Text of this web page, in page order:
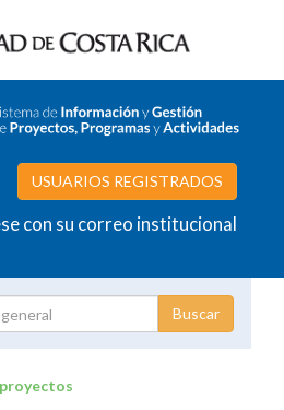
USUARIOS REGISTRADOS
con su correo institucional